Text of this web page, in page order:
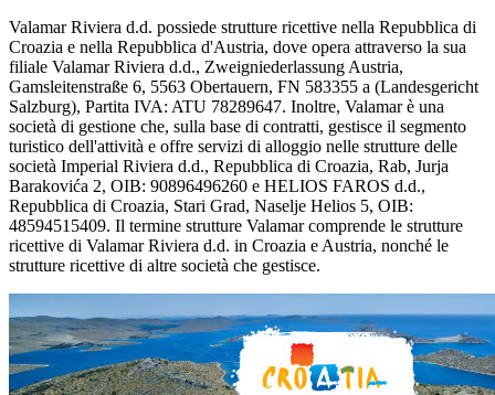
Valamar Riviera d.d. possiede strutture ricettive nella Repubblica di
Croazia e nella Repubblica d'Austria, dove opera attraverso la sua
filiale Valamar Riviera d.d., Zweigniederlassung Austria,
Gamsleitenstraße 6, 5563 Obertauern, FN 583355 a (Landesgericht
Salzburg), Partita IVA: ATU 78289647. Inoltre, Valamar è una
società di gestione che, sulla base di contratti, gestisce il segmento
turistico dell'attività e offre servizi di alloggio nelle strutture delle
società Imperial Riviera d.d., Repubblica di Croazia, Rab, Jurja
Barakovića 2, OIB: 90896496260 e HELIOS FAROS d.d.,
Repubblica di Croazia, Stari Grad, Naselje Helios 5, OIB:
48594515409. Il termine strutture Valamar comprende le strutture
ricettive di Valamar Riviera d.d. in Croazia e Austria, nonché le
strutture ricettive di altre società che gestisce.